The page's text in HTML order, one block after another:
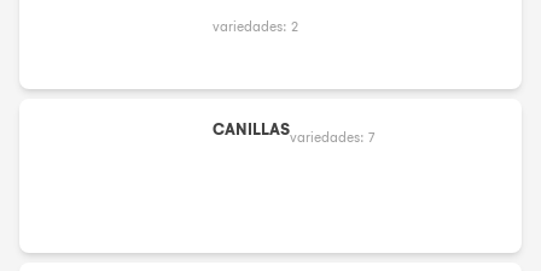
variedades: 2
CANILLASvariedades: 7